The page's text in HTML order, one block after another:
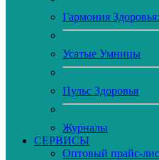
Гармония
Усатые Умницы
Пульс Здоровья
Журналы
CЕРВИСЫ
Оптовый прайс-